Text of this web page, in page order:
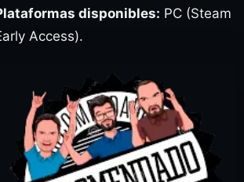
disponibles: PC (Steam
Access).